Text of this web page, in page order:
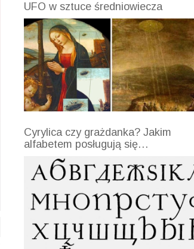
UFO w sztuce średniowiecza
Cyrylica czy grażdanka? Jakim
alfabetem posługują się…